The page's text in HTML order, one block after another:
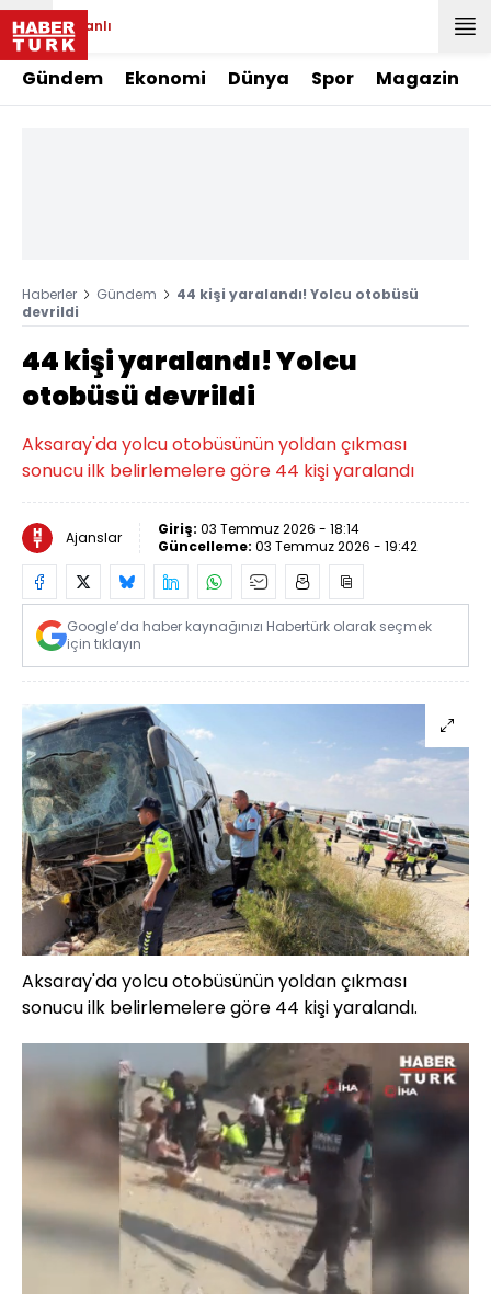
Canlı
Gündem Ekonomi Dünya Spor Magazin
Haberler Gündem
44 kişi yaralandı! Yolcu otobüsü
devrildi
44 kişi yaralandı! Yolcu
otobüsü devrildi
Aksaray'da yolcu otobüsünün yoldan çıkması
sonucu ilk belirlemelere göre 44 kişi yaralandı
Ajanslar Giriş: 03 Temmuz 2026 - 18:14
Güncelleme: 03 Temmuz 2026 - 19:42
Google’da haber kaynağınızı Habertürk olarak seçmek
için tıklayın
Aksaray'da yolcu otobüsünün yoldan çıkması
sonucu ilk belirlemelere göre 44 kişi yaralandı.
Aç
Yüklendi:
50.17%
Oynatma
Hızı